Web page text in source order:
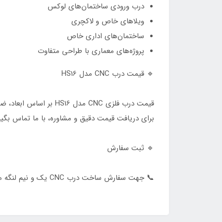
درب ورودی ساختمان‌های لوکس
ویلاهای خاص و لاکچری
ساختمان‌های اداری خاص
پروژه‌های معماری با طراحی متفاوت
🔹 قیمت درب CNC مدل HS16
قیمت درب فلزی CNC مدل HS16 بر اساس ابعاد، ضخامت ورق، رنگ انتخابی و نوع یراق‌آلات تعیین می‌شود.
برای دریافت قیمت دقیق و مشاوره، با ما تماس
🔹 ثبت سفارش
📞 جهت سفارش ساخت درب CNC یک و نیم لنگه مدل HS16 مطابق با سلیقه و نیاز پروژه، از طریق تماس تلفنی یا فرم ثبت سفارش سایت اقدام نمایید.